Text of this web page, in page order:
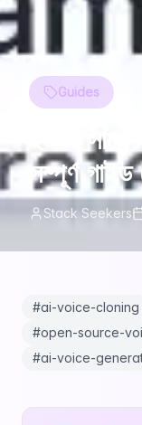
Guides
২০২৬
সম্পূর্ণ
Stack Seekers
#ai-voice-cloning
#open-source-
#ai-voice-